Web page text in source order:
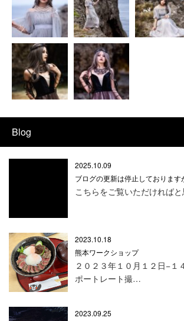
Blog
2025.10.09
ブログの更新は停止しておりま
こちらをご覧いただければ
2023.10.18
熊本ワークショップ
２０２３年１０月１２日−
ポートレート撮…
2023.09.25